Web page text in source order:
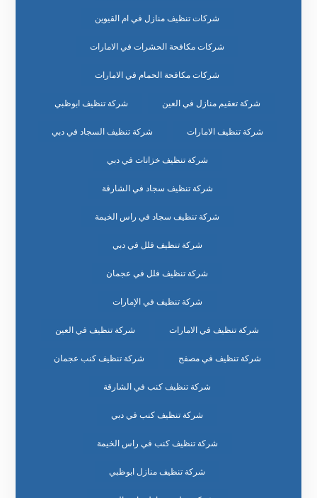
شركات تنظيف منازل في ام القيوين
شركات مكافحة الحشرات في الامارات
شركات مكافحة الحمام في الامارات
شركة تعقيم منازل في العين شركة تنظيف ابوظبي
شركة تنظيف الامارات شركة تنظيف السجاد في دبي
شركة تنظيف خزانات في دبي
شركة تنظيف سجاد في الشارقة
شركة تنظيف سجاد في راس الخيمة
شركة تنظيف فلل في دبي
شركة تنظيف فلل في عجمان
شركة تنظيف في الإمارات
شركة تنظيف في الامارات شركة تنظيف في العين
شركة تنظيف في مصفح شركة تنظيف كنب عجمان
شركة تنظيف كنب في الشارقة
شركة تنظيف كنب في دبي
شركة تنظيف كنب في راس الخيمة
شركة تنظيف منازل ابوظبي